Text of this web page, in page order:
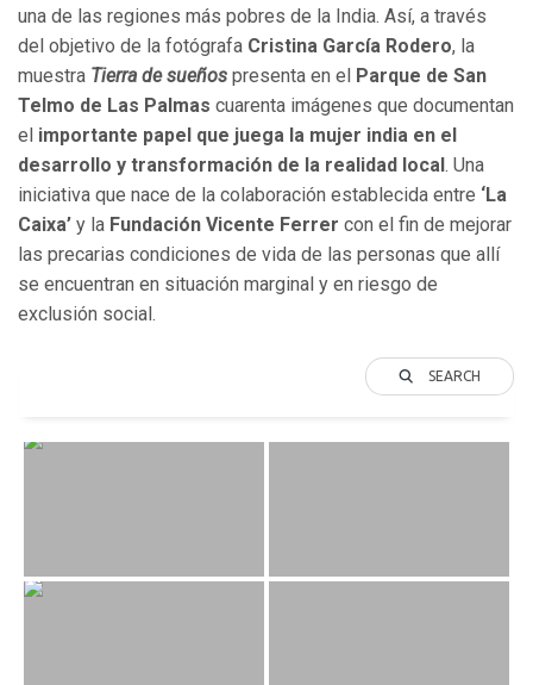
una de las regiones más pobres de la India. Así, a través
del objetivo de la fotógrafa Cristina García Rodero, la
muestra Tierra de sueños presenta en el
Parque de San
Telmo de Las Palmas cuarenta imágenes que documentan
el importante papel que juega la mujer india en el
desarrollo y transformación de la realidad local . Una
iniciativa que nace de la colaboración establecida entre ‘La
Caixa’ y la Fundación Vicente Ferrer con el fin de mejorar
las precarias condiciones de vida de las personas que allí
se encuentran en situación marginal y en riesgo de
exclusión social.
SEARCH